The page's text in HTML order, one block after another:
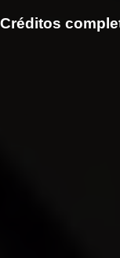
Créditos